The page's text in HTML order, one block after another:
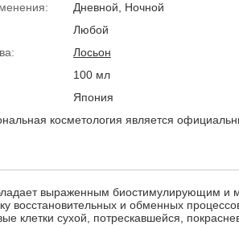
Дневной, Ночной
Любой
Лосьон
100 мл
Япония
косметология является
выраженным биостимулирующим
восстановительных и обменных
клетки сухой, потрескавшейся,